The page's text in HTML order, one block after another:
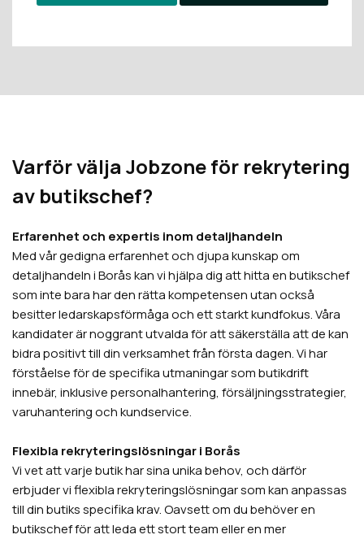
Varför välja Jobzone för rekrytering
av butikschef?
Erfarenhet och expertis inom detaljhandeln
Med vår gedigna erfarenhet och djupa kunskap om
detaljhandeln i Borås kan vi hjälpa dig att hitta en butikschef
som inte bara har den rätta kompetensen utan också
besitter ledarskapsförmåga och ett starkt kundfokus. Våra
kandidater är noggrant utvalda för att säkerställa att de kan
bidra positivt till din verksamhet från första dagen. Vi har
förståelse för de specifika utmaningar som butikdrift
innebär, inklusive personalhantering, försäljningsstrategier,
varuhantering och kundservice.
Flexibla rekryteringslösningar i Borås
Vi vet att varje butik har sina unika behov, och därför
erbjuder vi flexibla rekryteringslösningar som kan anpassas
till din butiks specifika krav. Oavsett om du behöver en
butikschef för att leda ett stort team eller en mer